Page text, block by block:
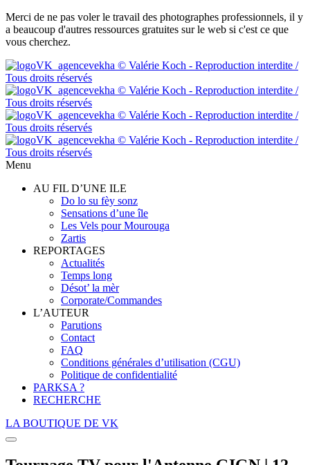
Merci de ne pas voler le travail des photographes professionnels, il y
a beaucoup d'autres ressources gratuites sur le web si c'est ce que
vous cherchez.
Menu
AU FIL D’UNE ILE
Do lo su fèy sonz
Sensations d’une île
Les Vels pour Mourouga
Zartis
REPORTAGES
Actualités
Temps long
Désot’ la mèr
Corporate/Commandes
L’AUTEUR
Parutions
Contact
FAQ
Conditions générales d’utilisation (CGU)
Politique de confidentialité
PARKSA ?
RECHERCHE
LA BOUTIQUE DE VK